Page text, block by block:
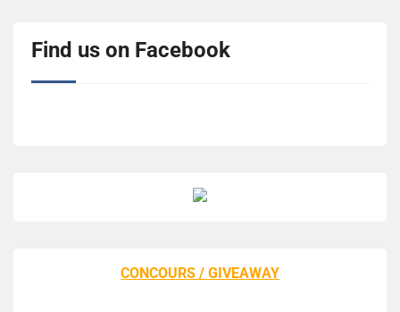
Find us on Facebook
CONCOURS / GIVEAWAY